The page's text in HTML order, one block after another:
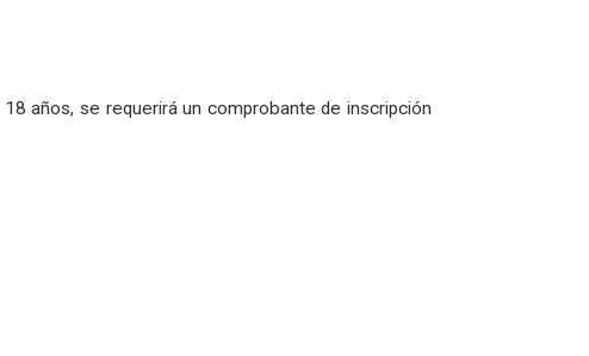
años, se requerirá un comprobante de inscripción